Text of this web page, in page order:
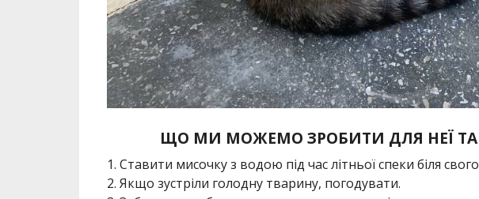
ЩО МИ МОЖЕМО ЗРОБИТИ ДЛЯ НЕЇ
1. Ставити мисочку з водою під час літньої спеки біля свого
2. Якщо зустріли голодну тварину, погодувати.